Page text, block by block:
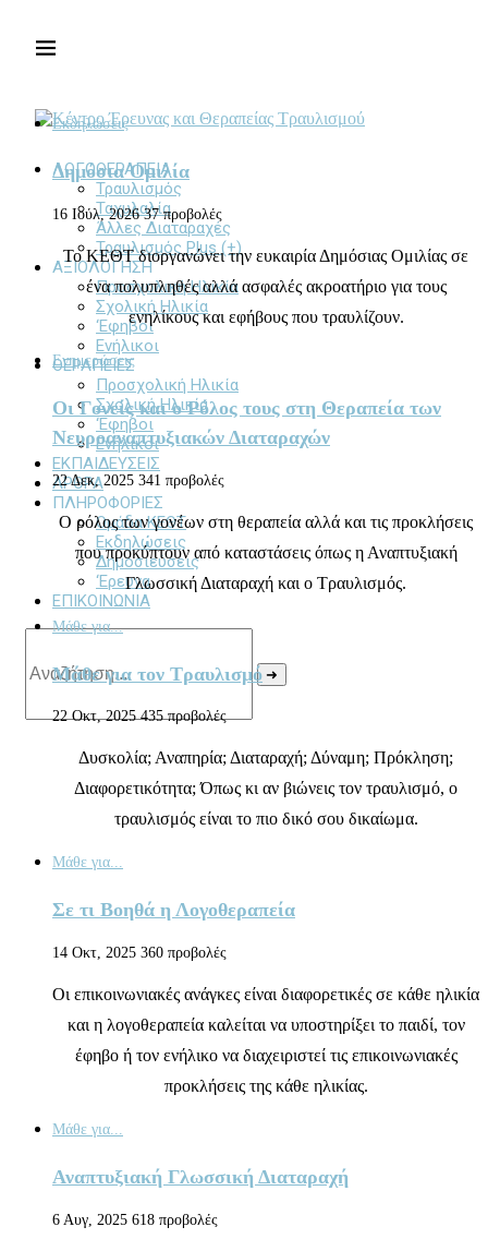
ΛΟΓΟΘΕΡΑΠΕΙΑ
Τραυλισμός
Ταχυλαλία
Άλλες Διαταραχές
Τραυλισμός Plus (+)
ΑΞΙΟΛΟΓΗΣΗ
Προσχολική Ηλικία
Σχολική Ηλικία
‘Εφηβοι
Ενήλικοι
ΘΕΡΑΠΕΙΕΣ
Προσχολική Ηλικία
Σχολική Ηλικία
‘Εφηβοι
Ενήλικοι
ΕΚΠΑΙΔΕΥΣΕΙΣ
ΑΡΘΡΑ
ΠΛΗΡΟΦΟΡΙΕΣ
Ομάδα ΚΕΘΤ
Εκδηλώσεις
Δημοσιεύσεις
‘Ερευνα
ΕΠΙΚΟΙΝΩΝΙΑ
➜
Εκδηλώσεις
Δημόσια Ομιλία
16 Ιούλ, 2026 37 προβολές
Το ΚΕΘΤ διοργανώνει την ευκαιρία Δημόσιας Ομιλίας σε
ένα πολυπληθές αλλά ασφαλές ακροατήριο για τους
ενηλίκους και εφήβους που τραυλίζουν.
Ενημερώσεις
Οι Γονείς και ο Ρόλος τους στη Θεραπεία των
Νευροαναπτυξιακών Διαταραχών
22 Δεκ, 2025 341 προβολές
Ο ρόλος των γονέων στη θεραπεία αλλά και τις προκλήσεις
που προκύπτουν από καταστάσεις όπως η Αναπτυξιακή
Γλωσσική Διαταραχή και ο Τραυλισμός.
Μάθε για...
Μάθε για τον Τραυλισμό
22 Οκτ, 2025 435 προβολές
Δυσκολία; Αναπηρία; Διαταραχή; Δύναμη; Πρόκληση;
Διαφορετικότητα; Όπως κι αν βιώνεις τον τραυλισμό, ο
τραυλισμός είναι το πιο δικό σου δικαίωμα.
Μάθε για...
Σε τι Βοηθά η Λογοθεραπεία
14 Οκτ, 2025 360 προβολές
Οι επικοινωνιακές ανάγκες είναι διαφορετικές σε κάθε ηλικία
και η λογοθεραπεία καλείται να υποστηρίξει το παιδί, τον
έφηβο ή τον ενήλικο να διαχειριστεί τις επικοινωνιακές
προκλήσεις της κάθε ηλικίας.
Μάθε για...
Αναπτυξιακή Γλωσσική Διαταραχή
6 Αυγ, 2025 618 προβολές